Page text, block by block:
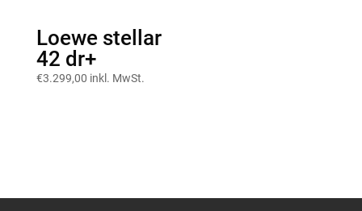
Loewe stellar
42 dr+
€3.299,00 inkl. MwSt.